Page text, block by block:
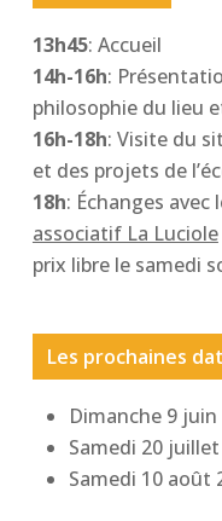
13h45: Accueil
14h-16h:
philosophie du lieu
16h-18h: Visite du
et des projets de
18h: Échanges
associatif La Luciole
prix libre le samedi
Les prochaines
Dimanche 9 juin
Samedi 20
Samedi 10 août